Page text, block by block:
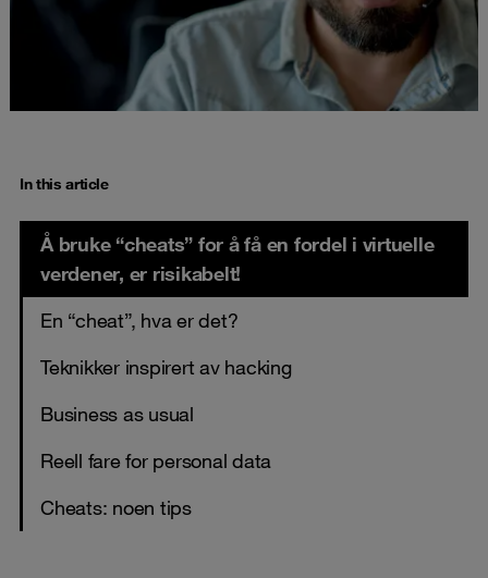
In this article
Å bruke “cheats” for å få en fordel i virtuelle
verdener, er risikabelt!
En “cheat”, hva er det?
Teknikker inspirert av hacking
Business as usual
Reell fare for personal data
Cheats: noen tips